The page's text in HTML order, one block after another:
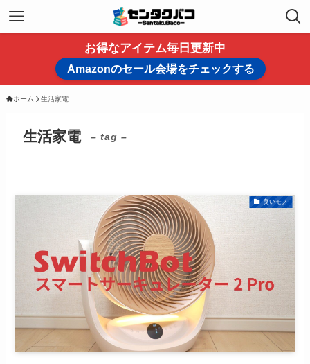
お得なアイテム毎日更新中
Amazonのセール会場をチェックする
ホーム 生活家電
生活家電 – tag –
良いモノ